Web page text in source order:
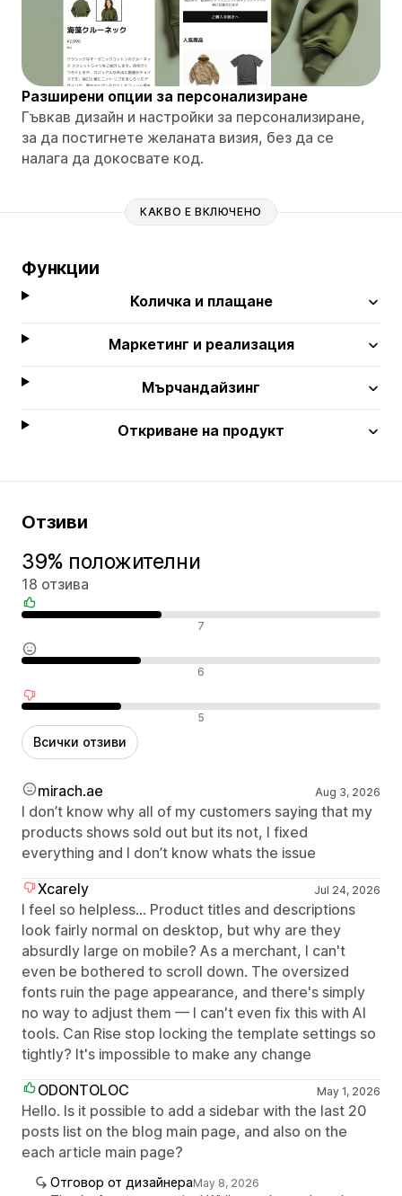
Разширени опции за персонализиране
Гъвкав дизайн и настройки за персонализиране,
за да постигнете желаната визия, без да се
налага да докосвате код.
КАКВО Е ВКЛЮЧЕНО
Функции
Количка и плащане
Маркетинг и реализация
Мърчандайзинг
Откриване на продукт
Отзиви
39% положителни
18 отзива
Положителни отзиви 7
Неутрални отзиви 6
Отрицателни отзиви 5
Всички отзиви
mirach.ae Aug 3, 2026
I don’t know why all of my customers saying that my
products shows sold out but its not, I fixed
everything and I don’t know whats the issue
Xcarely
Jul 24, 2026
I feel so helpless... Product titles and descriptions
look fairly normal on desktop, but why are they
absurdly large on mobile? As a merchant, I can't
even be bothered to scroll down. The oversized
fonts ruin the page appearance, and there's simply
no way to adjust them — I can't even fix this with AI
tools. Can Rise stop locking the template settings so
tightly? It's impossible to make any change
ODONTOLOC
May 1, 2026
Hello. Is it possible to add a sidebar with the last 20
posts list on the blog main page, and also on the
each article main page?
Отговор от дизайнераMay 8, 2026